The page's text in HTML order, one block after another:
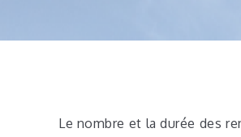
Le nombre et la durée des